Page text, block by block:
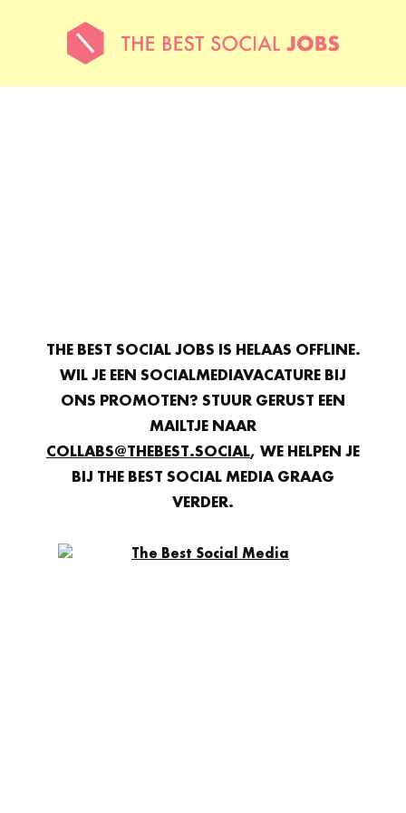
THE BEST SOCIAL JOBS IS HELAAS OFFLINE.
WIL JE EEN SOCIALMEDIAVACATURE BIJ
ONS PROMOTEN? STUUR GERUST EEN
MAILTJE NAAR
COLLABS@THEBEST.SOCIAL, WE HELPEN JE
BIJ THE BEST SOCIAL MEDIA GRAAG
VERDER.